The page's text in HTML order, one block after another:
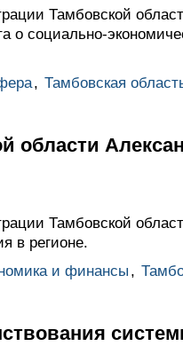
Тамбовской
о социально-
, Тамбовская
области
Тамбовской
в регионе.
и финансы ,